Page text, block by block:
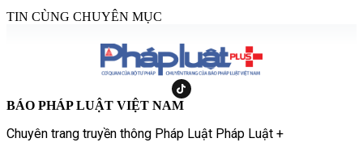
TIN CÙNG CHUYÊN MỤC
BÁO PHÁP LUẬT VIỆT NAM
Chuyên trang truyền thông Pháp Luật Pháp Luật +